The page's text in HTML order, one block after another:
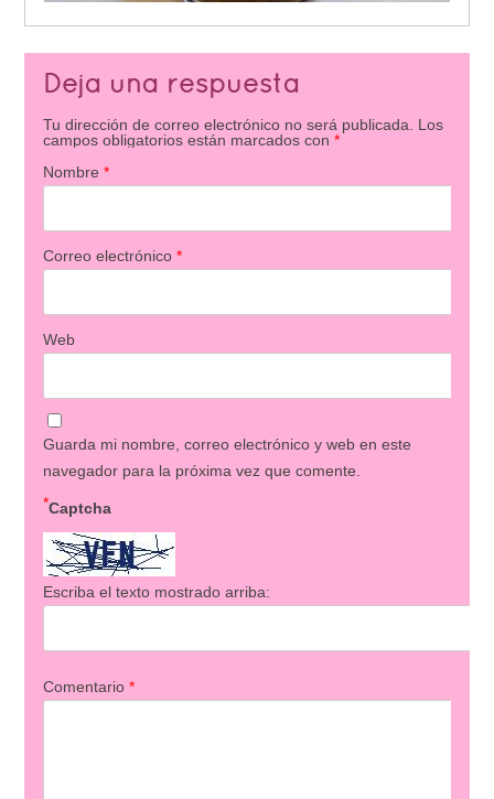
Deja una respuesta
Tu dirección de correo electrónico no será publicada.
Los
campos obligatorios están marcados con *
Nombre *
Correo electrónico *
Web
Guarda mi nombre, correo electrónico y web en este
navegador para la próxima vez que comente.
Captcha
*
Escriba el texto mostrado arriba:
Comentario *